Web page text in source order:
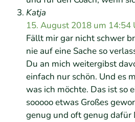
Katja
15. August 2018 um 14:54
Fällt mir gar nicht schwer
nie auf eine Sache so
Du an mich weitergibst
einfach nur schön. Und es
was ich möchte. Das ist so
sooooo etwas Großes
genug und oft genug dafür